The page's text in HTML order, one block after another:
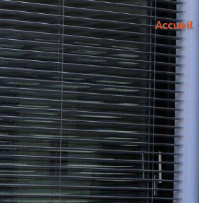
Accueil
Panneau de gestion des cookies